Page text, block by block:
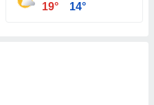
19° 14°